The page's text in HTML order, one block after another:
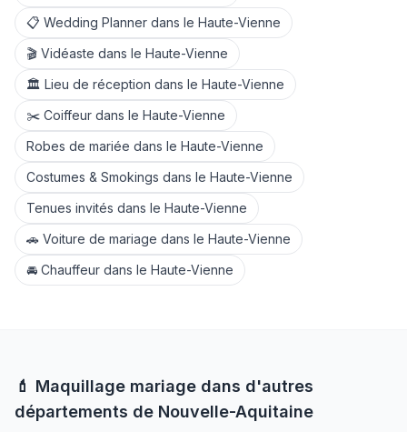
📋 Wedding Planner dans le Haute-Vienne
🎬 Vidéaste dans le Haute-Vienne
🏛️ Lieu de réception dans le Haute-Vienne
✂️ Coiffeur dans le Haute-Vienne
Robes de mariée dans le Haute-Vienne
Costumes & Smokings dans le Haute-Vienne
Tenues invités dans le Haute-Vienne
🚗 Voiture de mariage dans le Haute-Vienne
🚘 Chauffeur dans le Haute-Vienne
💄 Maquillage mariage dans d'autres
départements de Nouvelle-Aquitaine